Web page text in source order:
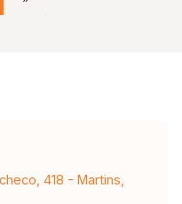
418 - Martins,